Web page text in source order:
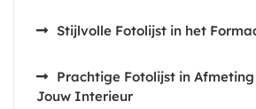
Stijlvolle Fotolijst in het
Prachtige Fotolijst in
Jouw Interieur